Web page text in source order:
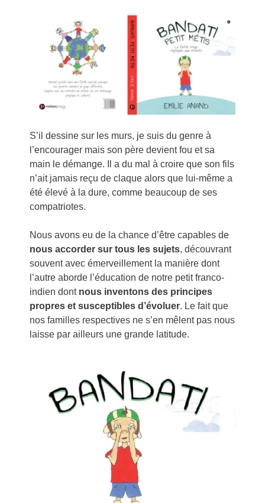
S’il dessine sur les murs, je suis du genre à
l’encourager mais son père devient fou et sa
main le démange. Il a du mal à croire que son fils
n’ait jamais reçu de claque alors que lui-même a
été élevé à la dure, comme beaucoup de ses
compatriotes.
Nous avons eu de la chance d’être capables de
nous accorder sur tous les sujets, découvrant
souvent avec émerveillement la manière dont
l’autre aborde l’éducation de notre petit franco-
indien dont nous inventons des principes
propres et susceptibles d’évoluer. Le fait que
nos familles respectives ne s’en mêlent pas nous
laisse par ailleurs une grande latitude.